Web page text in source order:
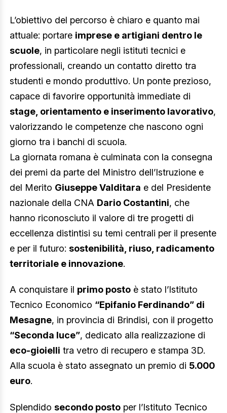
L’obiettivo del percorso è chiaro e quanto mai
attuale: portare imprese e artigiani dentro le
scuole, in particolare negli istituti tecnici e
professionali, creando un contatto diretto tra
studenti e mondo produttivo. Un ponte prezioso,
capace di favorire opportunità immediate di
stage, orientamento e inserimento lavorativo,
valorizzando le competenze che nascono ogni
giorno tra i banchi di scuola.
La giornata romana è culminata con la consegna
dei premi da parte del Ministro dell’Istruzione e
del Merito Giuseppe Valditara e del Presidente
nazionale della CNA Dario Costantini, che
hanno riconosciuto il valore di tre progetti di
eccellenza distintisi su temi centrali per il presente
e per il futuro: sostenibilità, riuso, radicamento
territoriale e innovazione.
A conquistare il primo posto è stato l’Istituto
Tecnico Economico “Epifanio Ferdinando” di
Mesagne, in provincia di Brindisi, con il progetto
“Seconda luce”, dedicato alla realizzazione di
eco-gioielli tra vetro di recupero e stampa 3D.
Alla scuola è stato assegnato un premio di 5.000
euro.
Splendido secondo posto per l’Istituto Tecnico